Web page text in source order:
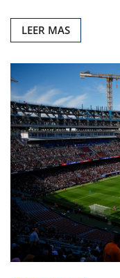
LEER MAS